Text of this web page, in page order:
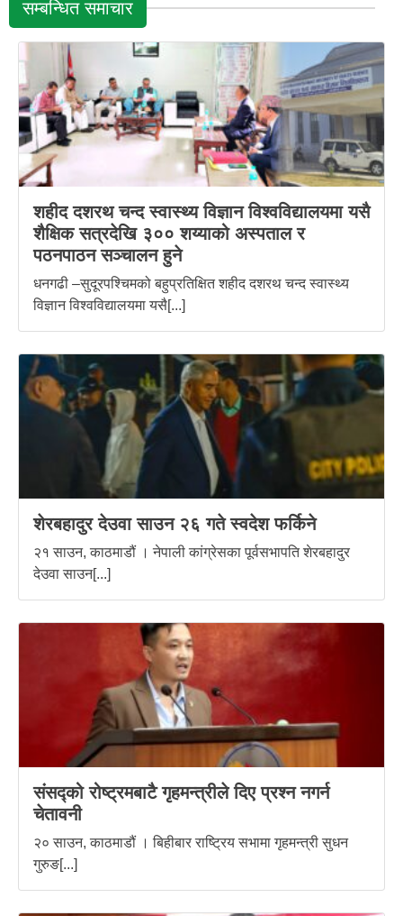
सम्बन्धित समाचार
शहीद दशरथ चन्द स्वास्थ्य विज्ञान विश्वविद्यालयमा यसै
शैक्षिक सत्रदेखि ३०० शय्याको अस्पताल र
पठनपाठन सञ्चालन हुने
धनगढी –सुदूरपश्चिमको बहुप्रतिक्षित शहीद दशरथ चन्द स्वास्थ्य
विज्ञान विश्वविद्यालयमा यसै[...]
शेरबहादुर देउवा साउन २६ गते स्वदेश फर्किने
२१ साउन, काठमाडौं । नेपाली कांग्रेसका पूर्वसभापति शेरबहादुर
देउवा साउन[...]
संसद्को रोष्ट्रमबाटै गृहमन्त्रीले दिए प्रश्न नगर्न
चेतावनी
२० साउन, काठमाडौं । बिहीबार राष्ट्रिय सभामा गृहमन्त्री सुधन
गुरुङ[...]